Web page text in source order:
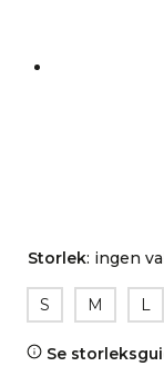
Storlek: ingen
S M L
Se